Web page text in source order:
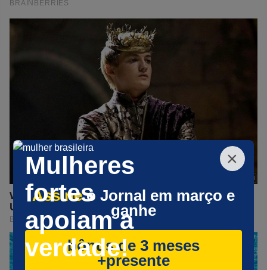
×
Mulheres
fortes
apoiam a
verdade!
Assineo Jornal em março e
ganhe
bônus de 3 meses
+presente